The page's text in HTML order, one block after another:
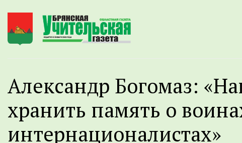
Александр Богомаз:
хранить память о
интернационалистах»